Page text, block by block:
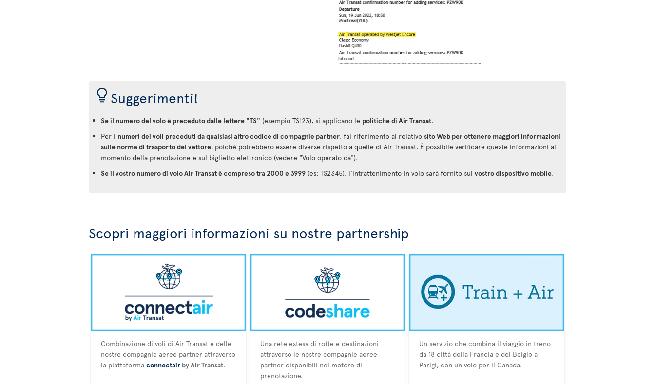
Suggerimenti!
Se il numero del volo è preceduto dalle lettere "TS" (esempio TS123), si applicano le politiche di Air Transat.
Per i numeri dei voli preceduti da qualsiasi altro codice di compagnie partner, fai riferimento al relativo sito Web per ottenere maggiori informazioni
sulle norme di trasporto del vettore, poiché potrebbero essere diverse rispetto a quelle di Air Transat. È possibile verificare queste informazioni al
momento della prenotazione e sul biglietto elettronico (vedere "Volo operato da").
Se il vostro numero di volo Air Transat è compreso tra 2000 e 3999 (es: TS2345), l'intrattenimento in volo sarà fornito sul vostro dispositivo mobile.
Scopri maggiori informazioni su nostre partnership
Combinazione di voli di Air Transat e delle
nostre compagnie aeree partner attraverso
la piattaforma connectair by Air Transat.
Una rete estesa di rotte e destinazioni
attraverso le nostre compagnie aeree
partner disponibili nel motore di
prenotazione.
Un servizio che combina il viaggio in treno
da 18 città della Francia e del Belgio a
Parigi, con un volo per il Canada.